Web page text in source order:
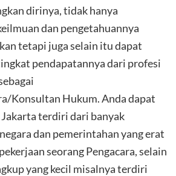
dirinya, tidak hanya
dan pengetahuannya
tetapi juga selain itu dapat
pendapatannya dari profesi
Konsultan Hukum. Anda dapat
terdiri dari banyak
dan pemerintahan yang erat
seorang Pengacara, selain
yang kecil misalnya terdiri